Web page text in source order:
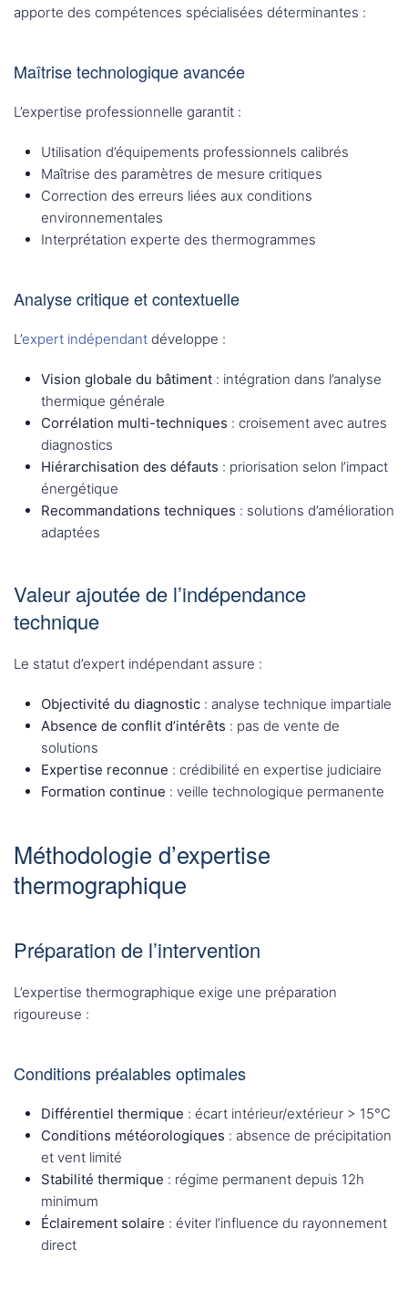
apporte des compétences spécialisées déterminantes :
Maîtrise technologique avancée
L’expertise professionnelle garantit :
Utilisation d’équipements professionnels calibrés
Maîtrise des paramètres de mesure critiques
Correction des erreurs liées aux conditions
environnementales
Interprétation experte des thermogrammes
Analyse critique et contextuelle
L’expert indépendant développe :
Vision globale du bâtiment : intégration dans l’analyse
thermique générale
Corrélation multi-techniques : croisement avec autres
diagnostics
Hiérarchisation des défauts : priorisation selon l’impact
énergétique
Recommandations techniques : solutions d’amélioration
adaptées
Valeur ajoutée de l’indépendance
technique
Le statut d’expert indépendant assure :
Objectivité du diagnostic : analyse technique impartiale
Absence de conflit d’intérêts : pas de vente de
solutions
Expertise reconnue : crédibilité en expertise judiciaire
Formation continue : veille technologique permanente
Méthodologie d’expertise
thermographique
Préparation de l’intervention
L’expertise thermographique exige une préparation
rigoureuse :
Conditions préalables optimales
Différentiel thermique : écart intérieur/extérieur > 15°C
Conditions météorologiques : absence de précipitation
et vent limité
Stabilité thermique : régime permanent depuis 12h
minimum
Éclairement solaire : éviter l’influence du rayonnement
direct